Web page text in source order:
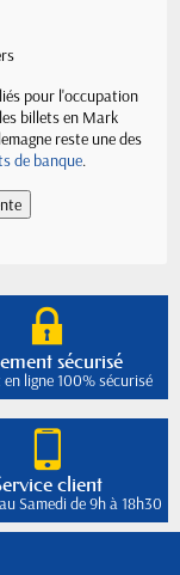
pour l'occupation
billets en Mark
reste une des
de banque.
sécurisé
en ligne 100% sécurisé
client
Samedi de 9h à 18h30